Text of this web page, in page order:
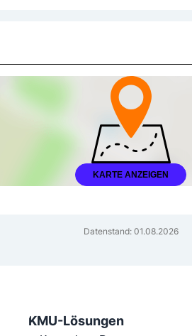
KARTE ANZEIGEN
Datenstand: 01.08.2026
KMU-Lösungen